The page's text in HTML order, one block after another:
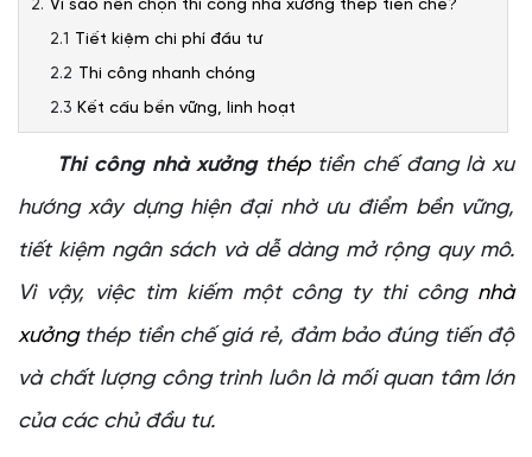
Vì sao nên chọn thi công nhà xưởng thép tiền chế?
Tiết kiệm chi phí đầu tư
Thi công nhanh chóng
Kết cấu bền vững, linh hoạt
tín
Kinh nghiệm và năng lực thi công
Đội ngũ kỹ sư và nhân công tay nghề cao
Chính sách bảo hành và hậu mãi
Đơn giá thi công nhà xưởng thép tiền chế mới nhất
Đơn giá thi công nhà xưởng 2026 (Tham khảo)
Thi công nhà xưởng théptiền chế đang là xu
hướng xây dựng hiện đại nhờ ưu điểm bền vững,
tiết kiệm ngân sách và dễ dàng mở rộng quy mô.
Vì vậy, việc tìm kiếm một công ty thi công nhà
xưởngthép tiền chế giá rẻ, đảm bảo đúng tiến độ
và chất lượng công trình luôn là mối quan tâm lớn
của các chủ đầu tư.